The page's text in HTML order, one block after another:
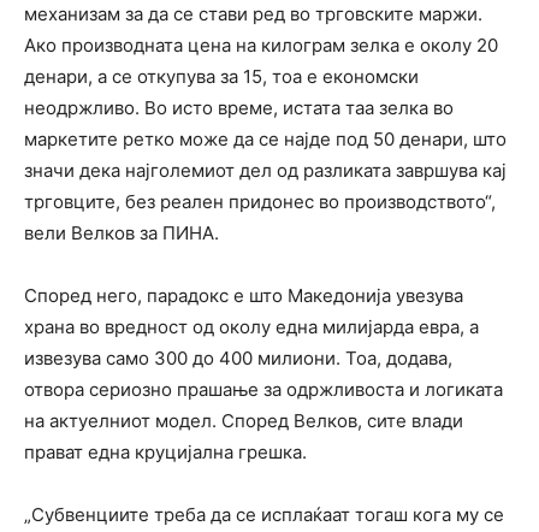
механизам за да се стави ред во трговските маржи.
Ако производната цена на килограм зелка е околу 20
денари, а се откупува за 15, тоа е економски
неодржливо. Во исто време, истата таа зелка во
маркетите ретко може да се најде под 50 денари, што
значи дека најголемиот дел од разликата завршува кај
трговците, без реален придонес во производството“,
вели Велков за ПИНА.
Според него, парадокс е што Македонија увезува
храна во вредност од околу една милијарда евра, а
извезува само 300 до 400 милиони. Тоа, додава,
отвора сериозно прашање за одржливоста и логиката
на актуелниот модел. Според Велков, сите влади
прават една круцијална грешка.
„Субвенциите треба да се исплаќаат тогаш кога му се